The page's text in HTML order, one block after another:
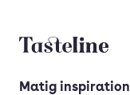
Tasteline startsida
Matig inspiration